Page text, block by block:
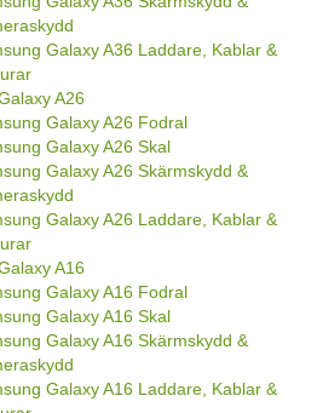
Galaxy A36 Laddare, Kablar &
A26
Galaxy A26 Fodral
Galaxy A26 Skal
Galaxy A26 Skärmskydd &
Galaxy A26 Laddare, Kablar &
A16
Galaxy A16 Fodral
Galaxy A16 Skal
Galaxy A16 Skärmskydd &
Galaxy A16 Laddare, Kablar &